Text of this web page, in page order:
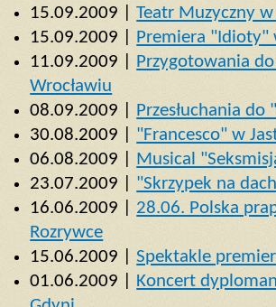
15.09.2009 |Teatr Muzyczny
15.09.2009 | Premiera "Idioty"
11.09.2009 | Przygotowania
Wrocławiu
08.09.2009 | Przesłuchania
30.08.2009 | "Francesco" w
06.08.2009 | Musical
23.07.2009 | "Skrzypek na
16.06.2009 | 28.06. Polska
Rozrywce
15.06.2009 |Spektakle
01.06.2009 | Koncert